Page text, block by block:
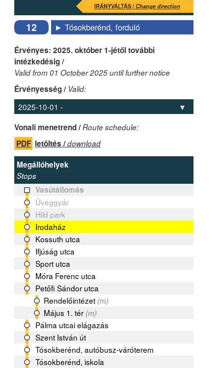
IRÁNYVÁLTÁS /Change direction
12 ► Tósokberénd, forduló
Érvényes: 2025. október 1-jétől további
intézkedésig /
Valid from 01 October 2025 until further notice
Érvényesség / Valid:
Vonali menetrend /Route schedule:
PDF letöltés /download
Megállóhelyek
Stops
Vasútállomás
Üveggyár
Hild park
Irodaház
Kossuth utca
Ifjúság utca
Sport utca
Móra Ferenc utca
Petőfi Sándor utca
Rendelőintézet (m)
Május 1. tér (m)
Pálma utcai elágazás
Szent István út
Tósokberénd, autóbusz-váróterem
Tósokberénd, iskola